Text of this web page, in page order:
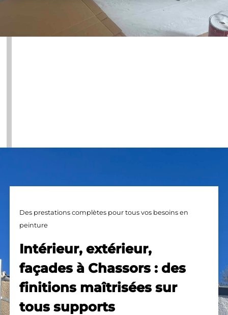
Des prestations complètes pour tous vos besoins en
peinture
Intérieur, extérieur,
façades à Chassors : des
finitions maîtrisées sur
tous supports